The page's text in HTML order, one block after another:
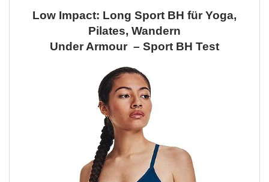
Low Impact: Long Sport BH für Yoga,
Pilates, Wandern
Under Armour – Sport BH Test